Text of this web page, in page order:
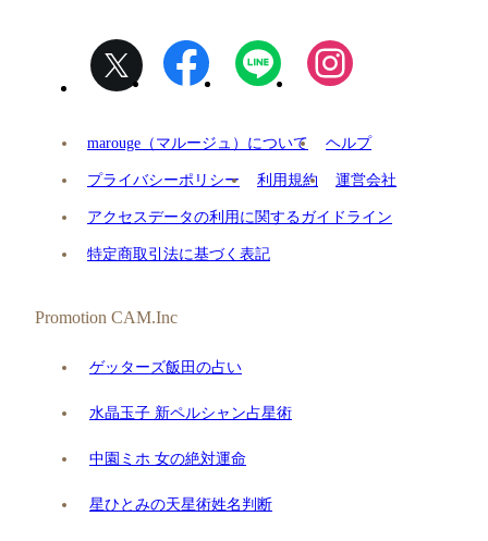
marouge（マルージュ）について ヘルプ
プライバシーポリシー 利用規約 運営会社
アクセスデータの利用に関するガイドライン
特定商取引法に基づく表記
Promotion CAM.Inc
ゲッターズ飯田の占い
水晶玉子 新ペルシャン占星術
中園ミホ 女の絶対運命
星ひとみの天星術姓名判断